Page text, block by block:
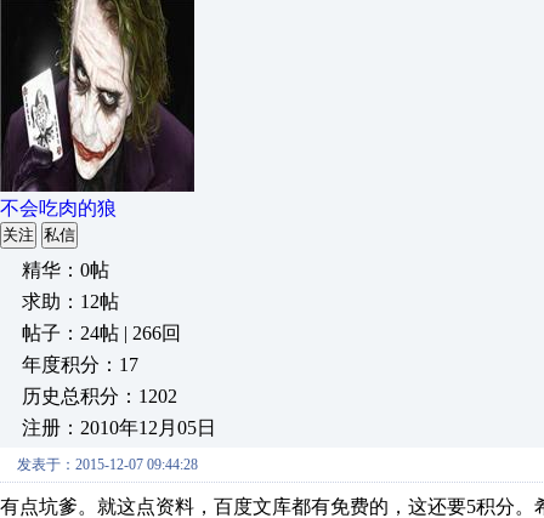
不会吃肉的狼
关注 私信
精华：0帖
求助：12帖
帖子：24帖 | 266回
年度积分：17
历史总积分：1202
注册：2010年12月05日
发表于：2015-12-07 09:44:28
有点坑爹。就这点资料，百度文库都有免费的，这还要5积分。